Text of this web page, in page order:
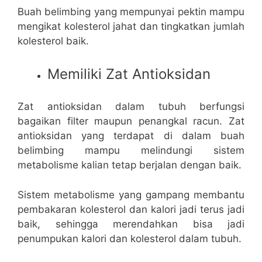
Buah belimbing yang mempunyai pektin mampu
mengikat kolesterol jahat dan tingkatkan jumlah
kolesterol baik.
Memiliki Zat Antioksidan
Zat antioksidan dalam tubuh berfungsi
bagaikan filter maupun penangkal racun. Zat
antioksidan yang terdapat di dalam buah
belimbing mampu melindungi sistem
metabolisme kalian tetap berjalan dengan baik.
Sistem metabolisme yang gampang membantu
pembakaran kolesterol dan kalori jadi terus jadi
baik, sehingga merendahkan bisa jadi
penumpukan kalori dan kolesterol dalam tubuh.